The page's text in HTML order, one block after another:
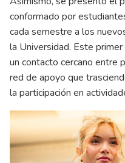
conformado por
cada semestre a los
la Universidad. Este
un contacto cercano entre
red de apoyo que
la participación en